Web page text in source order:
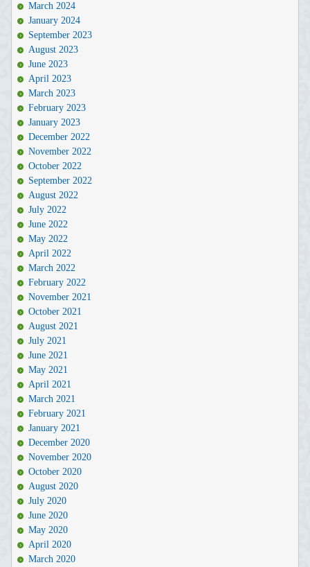
March 2024
January 2024
September 2023
August 2023
June 2023
April 2023
March 2023
February 2023
January 2023
December 2022
November 2022
October 2022
September 2022
August 2022
July 2022
June 2022
May 2022
April 2022
March 2022
February 2022
November 2021
October 2021
August 2021
July 2021
June 2021
May 2021
April 2021
March 2021
February 2021
January 2021
December 2020
November 2020
October 2020
August 2020
July 2020
June 2020
May 2020
April 2020
March 2020